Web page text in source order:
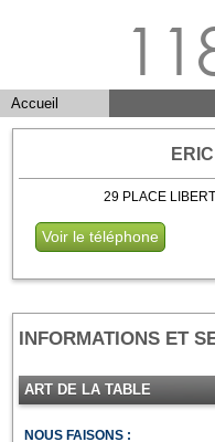
Accueil
29 PLACE
Voir le téléphone
INFORMATIONS ET
ART DE LA TABLE
NOUS FAISONS :